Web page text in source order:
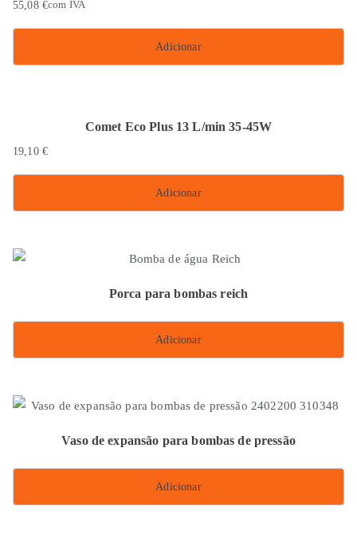
55,08 €com IVA
Adicionar
Comet Eco Plus 13 L/min 35-45W
19,10 €
Adicionar
Porca para bombas reich
Adicionar
Vaso de expansão para bombas de pressão
Adicionar